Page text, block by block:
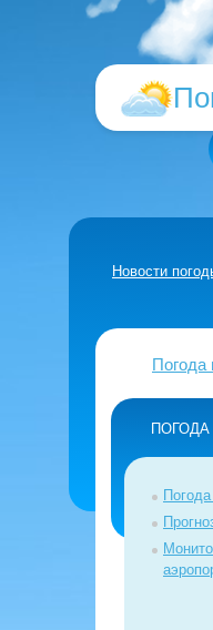
Новости
Погода